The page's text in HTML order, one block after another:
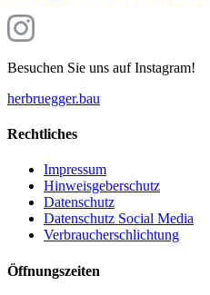
Besuchen Sie uns auf Instagram!
herbruegger.bau
Rechtliches
Impressum
Hinweisgeberschutz
Datenschutz
Datenschutz Social Media
Verbraucherschlichtung
Öffnungszeiten